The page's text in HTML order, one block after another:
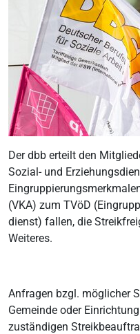
Der dbb erteilt den
Sozial- und
(VKA) zum TVöD
dienst) fallen, die
Weiteres.
Anfragen bzgl. möglicher
Gemeinde oder
zuständigen